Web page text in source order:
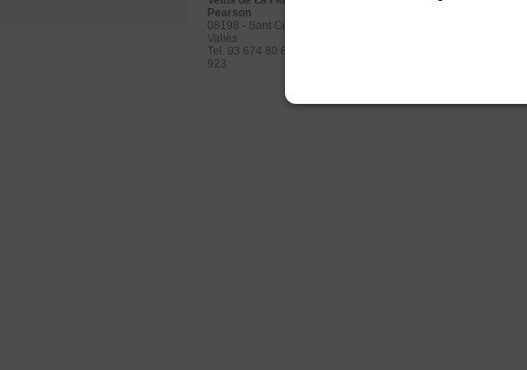
Pearson
08198 - Sant Cugat del
Vallès
Tel. 93 674 80 89 / 688 363
923